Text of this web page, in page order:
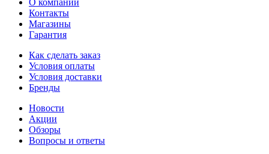
О компании
Контакты
Магазины
Гарантия
Как сделать заказ
Условия оплаты
Условия доставки
Бренды
Новости
Акции
Обзоры
Вопросы и ответы